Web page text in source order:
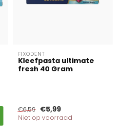
FIXODENT
Kleefpasta ultimate
fresh 40 Gram
€6,59 €5,99
Niet op voorraad